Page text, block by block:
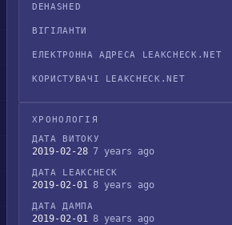
DEHASHED
ВІГІЛАНТИ
ЕЛЕКТРОННА АДРЕСА LEAKCHECK.NET
КОРИСТУВАЧІ LEAKCHECK.NET
ХРОНОЛОГІЯ
ДАТА ВИТОКУ
2019-02-28 7 years ago
ДАТА LEAKCHECK
2019-02-01 8 years ago
ДАТА ДАМПА
2019-02-01 8 years ago